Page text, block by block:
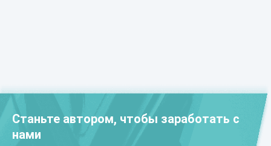
Станьте автором, чтобы заработать с
нами